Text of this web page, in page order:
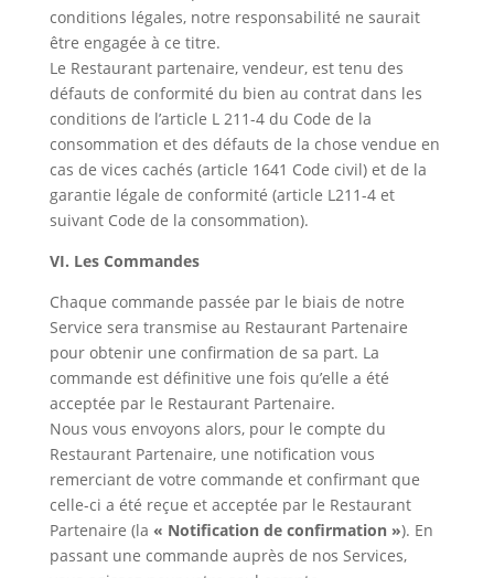
conditions légales, notre responsabilité ne saurait
être engagée à ce titre.
Le Restaurant partenaire, vendeur, est tenu des
défauts de conformité du bien au contrat dans les
conditions de l’article L 211-4 du Code de la
consommation et des défauts de la chose vendue en
cas de vices cachés (article 1641 Code civil) et de la
garantie légale de conformité (article L211-4 et
suivant Code de la consommation).
VI. Les Commandes
Chaque commande passée par le biais de notre
Service sera transmise au Restaurant Partenaire
pour obtenir une confirmation de sa part. La
commande est définitive une fois qu’elle a été
acceptée par le Restaurant Partenaire.
Nous vous envoyons alors, pour le compte du
Restaurant Partenaire, une notification vous
remerciant de votre commande et confirmant que
celle-ci a été reçue et acceptée par le Restaurant
Partenaire (la « Notification de confirmation »). En
passant une commande auprès de nos Services,